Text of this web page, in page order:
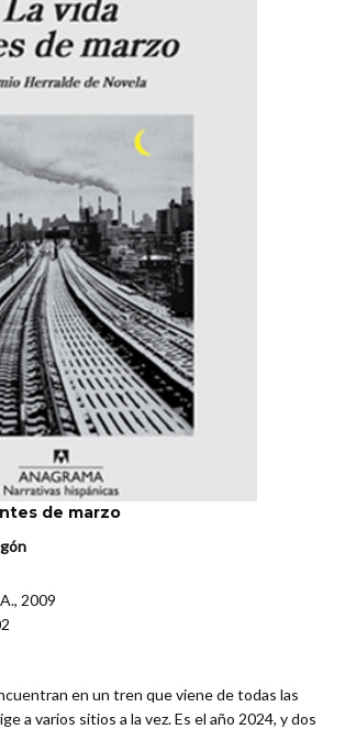
de marzo
2009
en un tren que viene de todas las
a varios sitios a la vez. Es el año 2024, y dos